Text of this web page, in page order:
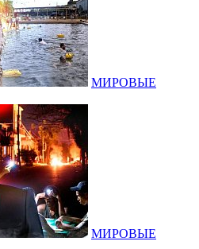
МИРОВЫЕ
МИРОВЫЕ